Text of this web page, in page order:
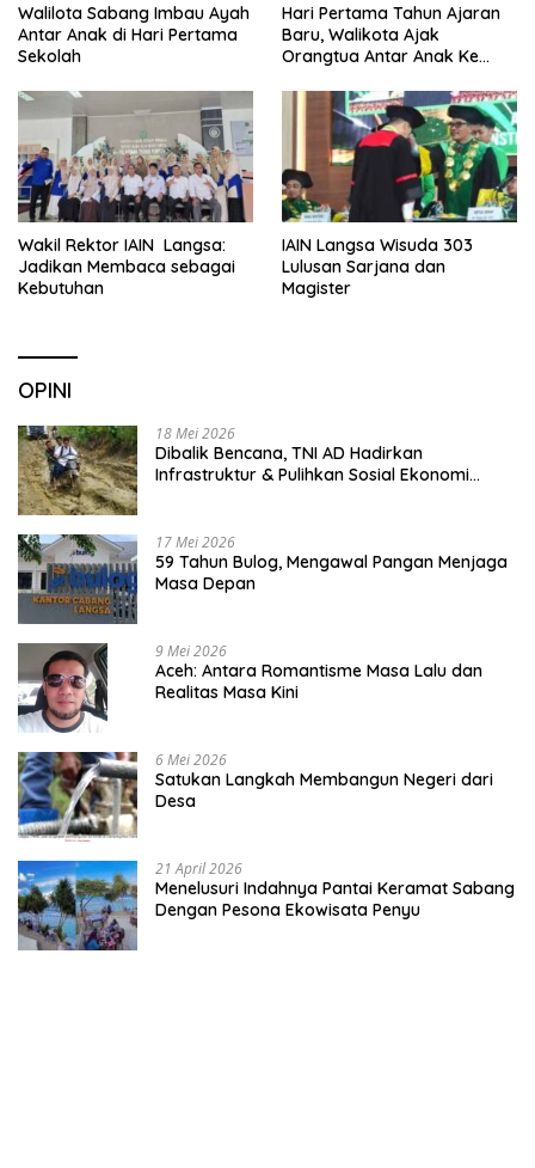
Walilota Sabang Imbau Ayah
Antar Anak di Hari Pertama
Sekolah
Hari Pertama Tahun Ajaran
Baru, Walikota Ajak
Orangtua Antar Anak Ke
Wakil Rektor IAIN Langsa:
Jadikan Membaca sebagai
Kebutuhan
IAIN Langsa Wisuda 303
Lulusan Sarjana dan
Magister
OPINI
18 Mei 2026
Dibalik Bencana, TNI AD Hadirkan
Infrastruktur & Pulihkan Sosial Ekonomi
17 Mei 2026
59 Tahun Bulog, Mengawal Pangan Menjaga
Masa Depan
9 Mei 2026
Aceh: Antara Romantisme Masa Lalu dan
Realitas Masa Kini
6 Mei 2026
Satukan Langkah Membangun Negeri dari
Desa
21 April 2026
Menelusuri Indahnya Pantai Keramat Sabang
Dengan Pesona Ekowisata Penyu